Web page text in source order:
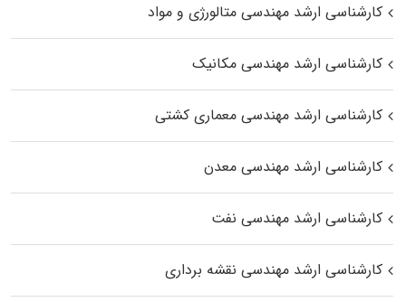
کارشناسی ارشد مهندسی متالورژی و مواد
کارشناسی ارشد مهندسی مکانیک
کارشناسی ارشد مهندسی معماری کشتی
کارشناسی ارشد مهندسی معدن
کارشناسی ارشد مهندسی نفت
کارشناسی ارشد مهندسی نقشه برداری